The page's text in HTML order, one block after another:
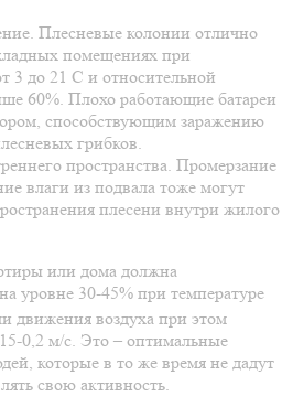
Плесневые колонии отлично
помещениях при
3 до 21 С и относительной
60%. Плохо работающие батареи
способствующим заражению
грибков.
пространства. Промерзание
влаги из подвала тоже могут
плесени внутри жилого
или дома должна
уровне 30-45% при температуре
движения воздуха при этом
0,2 м/с. Это – оптимальные
которые в то же время не дадут
свою активность.